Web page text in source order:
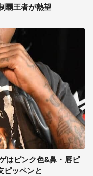
覇王者が熱望
はピンク色&鼻・唇ピ
ピッペンと